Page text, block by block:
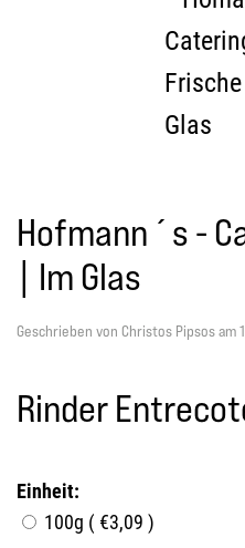
Zum Hauptinhalt
Hofmann´s -
| Im Glas
Geschrieben von Christos Pipsos am
Rinder
Einheit:
100g ( €3,09 )